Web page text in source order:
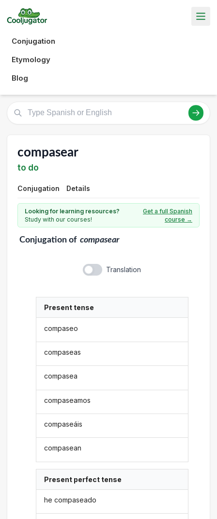
Conjugation
Etymology
Blog
compasear
to do
Conjugation Details
Looking for learning resources?
Study with our courses!
Get a full Spanish
course →
Conjugationof compasear
Translation
Present tense
compaseo
compaseas
compasea
compaseamos
compaseáis
compasean
Present perfect tense
he compaseado